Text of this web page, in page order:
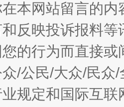
本网站留言的内
反映投诉报料
的行为而直接
/公民/大众/民
规定和国际互